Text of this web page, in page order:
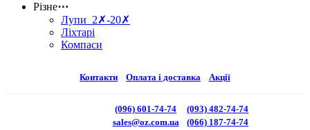
Різне⋯
Лупи 2✗-20✗
Ліхтарі
Компаси
Контакти Оплата і доставка Акції
(096) 601-74-74
sales@oz.com.ua
(093) 482-74-74
(066) 187-74-74